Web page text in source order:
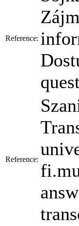
Reference:
Reference: